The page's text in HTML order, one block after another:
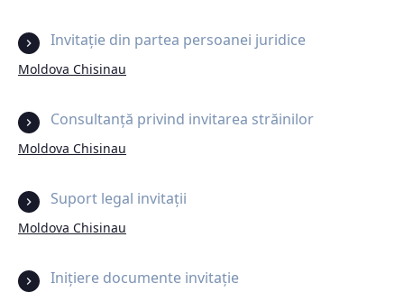
Invitație din partea persoanei juridice
Moldova Chisinau
Consultanță privind invitarea străinilor
Moldova Chisinau
Suport legal invitații
Moldova Chisinau
Inițiere documente invitație